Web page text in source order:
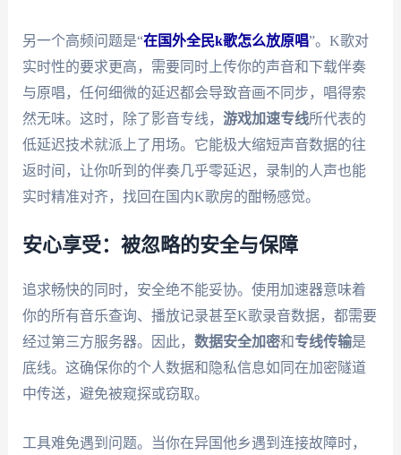
另一个高频问题是“在国外全民k歌怎么放原唱”。K歌对
实时性的要求更高，需要同时上传你的声音和下载伴奏
与原唱，任何细微的延迟都会导致音画不同步，唱得索
然无味。这时，除了影音专线， 游戏加速专线所代表的
低延迟技术就派上了用场。它能极大缩短声音数据的往
返时间，让你听到的伴奏几乎零延迟，录制的人声也能
实时精准对齐，找回在国内K歌房的酣畅感觉。
安心享受：被忽略的安全与保障
追求畅快的同时，安全绝不能妥协。使用加速器意味着
你的所有音乐查询、播放记录甚至K歌录音数据，都需要
经过第三方服务器。因此， 数据安全加密和专线传输是
底线。这确保你的个人数据和隐私信息如同在加密隧道
中传送，避免被窥探或窃取。
工具难免遇到问题。当你在异国他乡遇到连接故障时，